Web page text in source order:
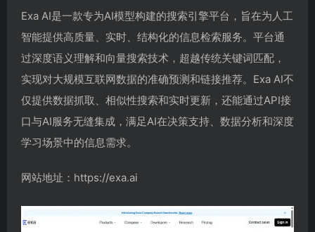
Exa AI是一款专为AI模型构建的搜索引擎平台，旨在为人工
智能提供高质量、实时、结构化的信息检索服务。平台通
过深度语义理解和向量搜索技术，超越传统关键词匹配，
实现对大规模互联网数据的准确预测和链接推荐。Exa AI不
仅提供数据抓取、相似性搜索和实时更新，还能通过API接
口与AI服务无缝集成，满足AI在决策支持、数据分析和深度
学习场景中的信息需求。
网站地址：https://exa.ai